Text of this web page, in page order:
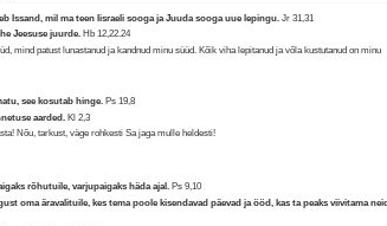
Issand, mil ma teen Iisraeli sooga ja Juuda sooga uue lepingu.Jr 31,31
Jeesuse juurde. Hb 12,22.24
mind patust lunastanud ja kandnud minu süüd. Kõik viha lepitanud ja võla kustutanud on minu
see kosutab hinge. Ps 19,8
aarded. Kl 2,3
Nõu, tarkust, väge rohkesti Sa jaga mulle heldesti!
rõhutuile, varjupaigaks häda ajal. Ps 9,10
oma äravalituile, kes tema poole kisendavad päevad ja ööd, kas ta peaks viivitama neid